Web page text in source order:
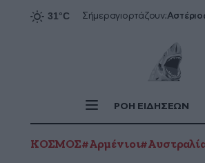
Σήμεραγιορτάζουν:
ΡΟΗ ΕΙΔΗΣΕΩΝ
ΚΟΣΜΟΣ#Αρμένιοι